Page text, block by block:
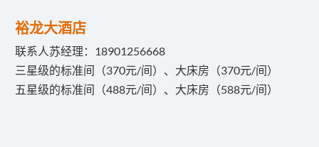
裕龙大酒店
联系人苏经理：18901256668
三星级的标准间（370元/间）、大床房（370元/间）
五星级的标准间（488元/间）、大床房（588元/间）